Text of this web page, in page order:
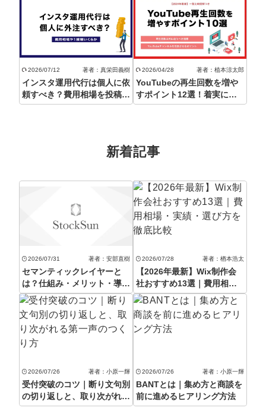
代表メッセージ（岩野圭佑）
取締役メッセージ（株本祐己）
業務委託
認定パートナー
マーケマネージャー
常勤監査役
内部監査室長
募集要項一覧
共に紹介！
2026/07/12 著者：真栄田義樹
インスタ運用代行は個人に依
頼すべき？費用相場を投稿代
行や広告運用別に解説！
2026/04/28 著者：植本涼太郎
YouTubeの再生回数を増や
すポイント12選！着実に成
果を得る方法【登録者はいら
新着記事
2026/07/31 著者：安部直樹
セマンティックレイヤーと
は？仕組み・メリット・導入
手順を徹底解説【2026年最
新】
2026/07/28 著者：楢本浩太
【2026年最新】Wix制作会
社おすすめ13選｜費用相
場・実績・選び方を徹底比較
2026/07/26 著者：小原一輝
受付突破のコツ｜断り文句別
の切り返しと、取り次がれる
第一声のつくり方
2026/07/26 著者：小原一輝
BANTとは｜集め方と商談を
前に進めるヒアリング方法